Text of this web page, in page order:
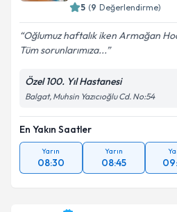
5 (9 Değerlendirme)
Oğlumuz haftalık iken Armağan
Tüm sorunlarımıza...
Özel 100. Yıl Hastanesi
Balgat, Muhsin Yazıcıoğlu Cd. No:54
En Yakın Saatler
Yarın
08:30
Yarın
08:45